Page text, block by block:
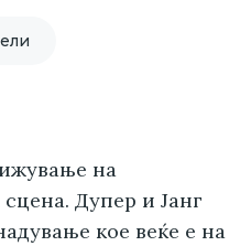
на
Дупер и Јанг
кое веќе е на